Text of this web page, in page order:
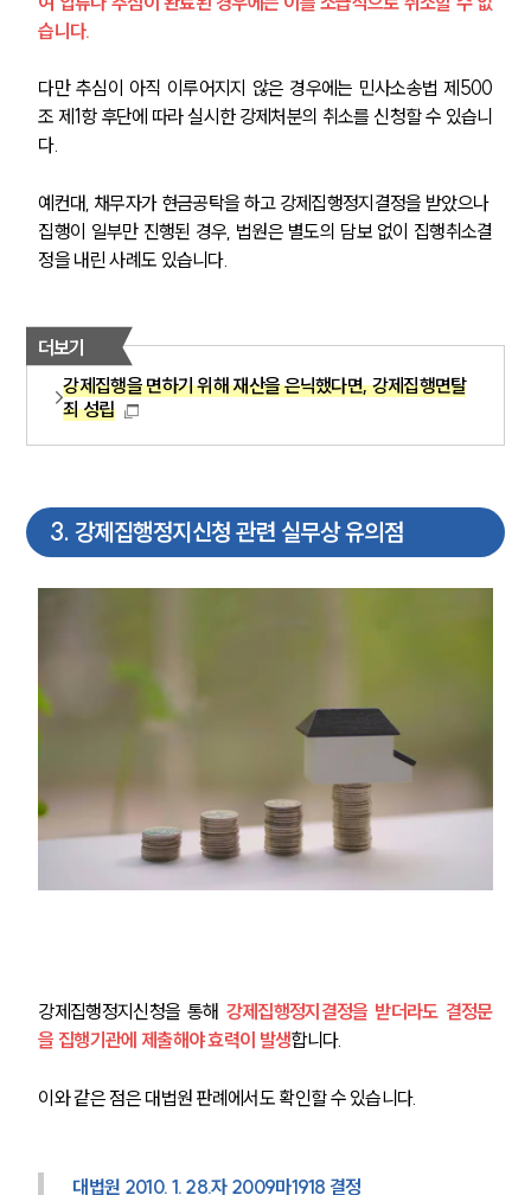
습니다.
다만 추심이 아직 이루어지지 않은 경우에는 민사소송법 제500
조 제1항 후단에 따라 실시한 강제처분의 취소를 신청할 수 있습니
다.
예컨대, 채무자가 현금공탁을 하고 강제집행정지결정을 받았으나
집행이 일부만 진행된 경우, 법원은 별도의 담보 없이 집행취소결
정을 내린 사례도 있습니다.
더보기
강제집행을 면하기 위해 재산을 은닉했다면, 강제집행면탈
죄 성립
3. 강제집행정지신청 관련 실무상 유의점
강제집행정지신청을 통해 강제집행정지결정을 받더라도 결정문
을 집행기관에 제출해야 효력이 발생합니다.
이와 같은 점은 대법원 판례에서도 확인할 수 있습니다.
대법원 2010. 1. 28.자 2009마1918 결정